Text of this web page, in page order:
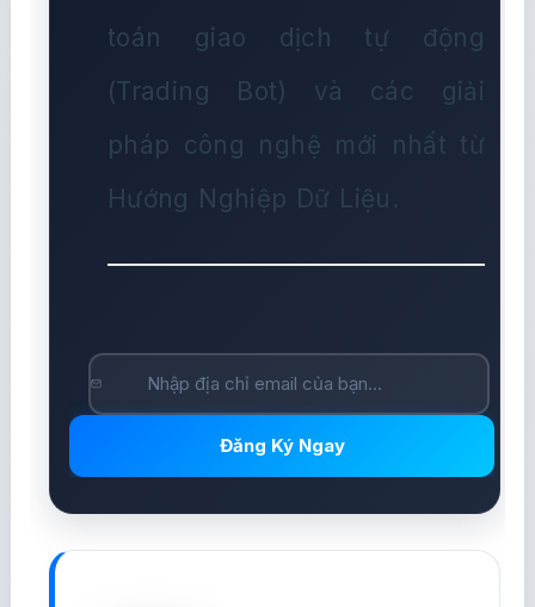
toán giao dịch tự động
(Trading Bot) và các giải
pháp công nghệ mới nhất từ
Hướng Nghiệp Dữ Liệu.
Đăng Ký Ngay